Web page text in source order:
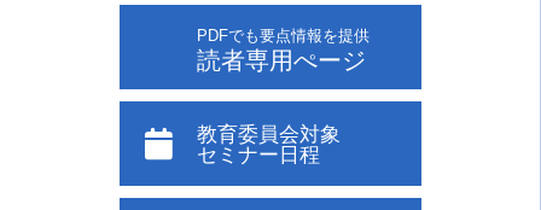
PDFでも要点情報を提供
読者専用ぺージ
教育委員会対象
セミナー日程